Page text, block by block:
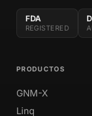
FDA
REGISTERED
PRODUCTOS
GNM-X
Linq